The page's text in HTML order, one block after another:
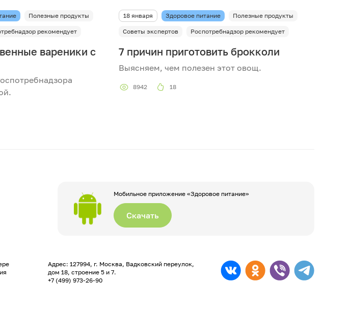
Полезные продукты
рекомендует
вареники с
18 января Здоровое питание Полезные продукты
Советы экспертов Роспотребнадзор рекомендует
7 причин приготовить брокколи
Выясняем, чем полезен этот овощ.
8942 18
Мобильное приложение «Здоровое питание»
Скачать
Адрес: 127994, г. Москва, Вадковский переулок,
дом 18, строение 5 и 7.
+7 (499) 973-26-90